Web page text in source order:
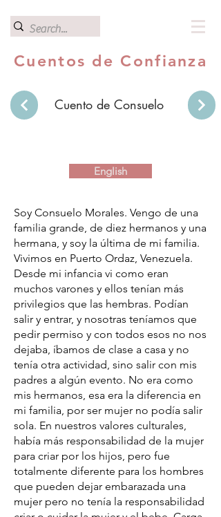
Cuentos de Confianza
Cuento de Consuelo
English
Soy Consuelo Morales. Vengo de una
familia grande, de diez hermanos y una
hermana, y soy la última de mi familia.
Vivimos en Puerto Ordaz, Venezuela.
Desde mi infancia vi como eran
muchos varones y ellos tenían más
privilegios que las hembras. Podían
salir y entrar, y nosotras teníamos que
pedir permiso y con todos esos no nos
dejaba, íbamos de clase a casa y no
tenía otra actividad, sino salir con mis
padres a algún evento. No era como
mis hermanos, esa era la diferencia en
mi familia, por ser mujer no podía salir
sola. En nuestros valores culturales,
había más responsabilidad de la mujer
para criar por los hijos, pero fue
totalmente diferente para los hombres
que pueden dejar embarazada una
mujer pero no tenía la responsabilidad